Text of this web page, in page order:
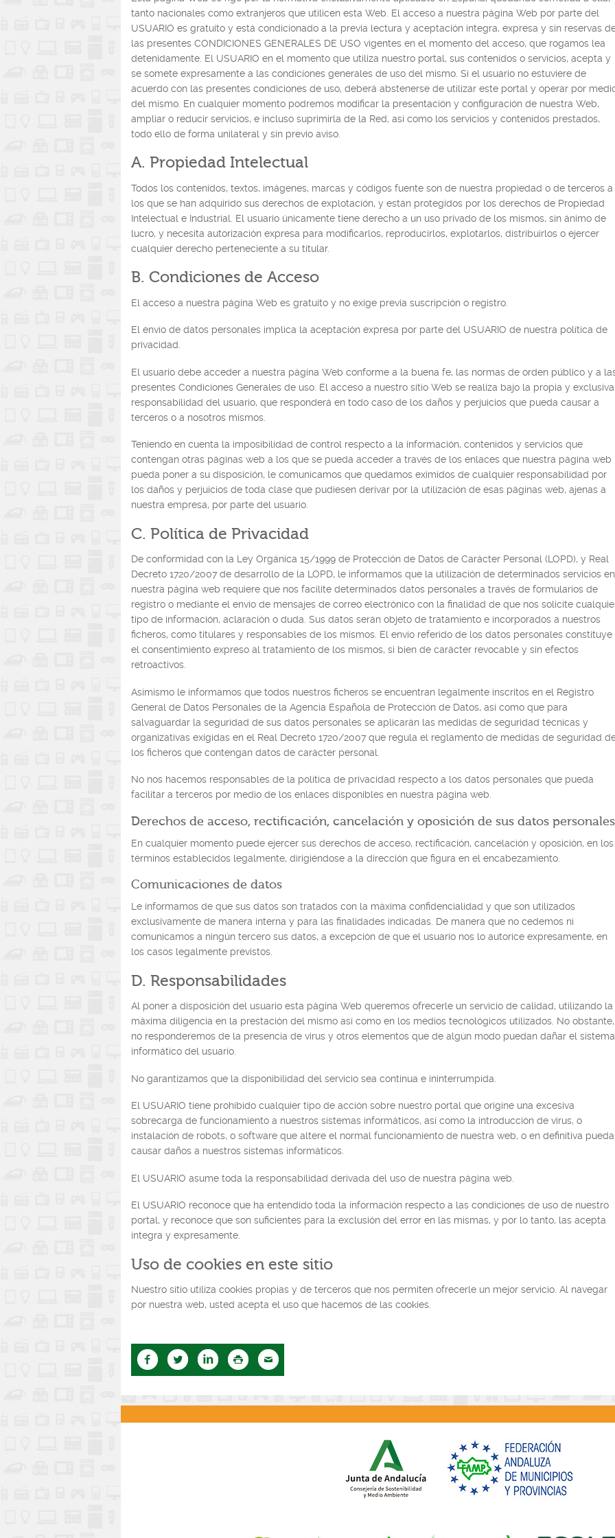
tanto nacionales como extranjeros que utilicen esta Web. El acceso a nuestra página Web por parte del
USUARIO es gratuito y está condicionado a la previa lectura y aceptación integra, expresa y sin reservas
las presentes CONDICIONES GENERALES DE USO vigentes en el momento del acceso, que rogamos lea
detenidamente. El USUARIO en el momento que utiliza nuestro portal, sus contenidos o servicios, acepta y
se somete expresamente a las condiciones generales de uso del mismo. Si el usuario no estuviere de
acuerdo con las presentes condiciones de uso, deberá abstenerse de utilizar este portal y operar por
del mismo. En cualquier momento podremos modificar la presentación y configuración de nuestra Web,
ampliar o reducir servicios, e incluso suprimirla de la Red, así como los servicios y contenidos prestados,
todo ello de forma unilateral y sin previo aviso.
A. Propiedad Intelectual
Todos los contenidos, textos, imágenes, marcas y códigos fuente son de nuestra propiedad o de terceros a
los que se han adquirido sus derechos de explotación, y están protegidos por los derechos de Propiedad
Intelectual e Industrial. El usuario únicamente tiene derecho a un uso privado de los mismos, sin ánimo de
lucro, y necesita autorización expresa para modificarlos, reproducirlos, explotarlos, distribuirlos o ejercer
cualquier derecho perteneciente a su titular.
B. Condiciones de Acceso
El acceso a nuestra página Web es gratuito y no exige previa suscripción o registro.
El envío de datos personales implica la aceptación expresa por parte del USUARIO de nuestra política de
privacidad.
El usuario debe acceder a nuestra página Web conforme a la buena fe, las normas de orden público y a
presentes Condiciones Generales de uso. El acceso a nuestro sitio Web se realiza bajo la propia y exclusiva
responsabilidad del usuario, que responderá en todo caso de los daños y perjuicios que pueda causar a
terceros o a nosotros mismos.
Teniendo en cuenta la imposibilidad de control respecto a la información, contenidos y servicios que
contengan otras páginas web a los que se pueda acceder a través de los enlaces que nuestra página web
pueda poner a su disposición, le comunicamos que quedamos eximidos de cualquier responsabilidad por
los daños y perjuicios de toda clase que pudiesen derivar por la utilización de esas páginas web, ajenas a
nuestra empresa, por parte del usuario.
C. Política de Privacidad
De conformidad con la Ley Orgánica 15/1999 de Protección de Datos de Carácter Personal (LOPD), y Real
Decreto 1720/2007 de desarrollo de la LOPD, le informamos que la utilización de determinados servicios en
nuestra página web requiere que nos facilite determinados datos personales a través de formularios de
registro o mediante el envío de mensajes de correo electrónico con la finalidad de que nos solicite
tipo de información, aclaración o duda. Sus datos serán objeto de tratamiento e incorporados a nuestros
ficheros, como titulares y responsables de los mismos. El envío referido de los datos personales constituye
el consentimiento expreso al tratamiento de los mismos, si bien de carácter revocable y sin efectos
retroactivos.
Asimismo le informamos que todos nuestros ficheros se encuentran legalmente inscritos en el Registro
General de Datos Personales de la Agencia Española de Protección de Datos, así como que para
salvaguardar la seguridad de sus datos personales se aplicarán las medidas de seguridad técnicas y
organizativas exigidas en el Real Decreto 1720/2007 que regula el reglamento de medidas de seguridad
los ficheros que contengan datos de carácter personal.
No nos hacemos responsables de la política de privacidad respecto a los datos personales que pueda
facilitar a terceros por medio de los enlaces disponibles en nuestra página web.
Derechos de acceso, rectificación, cancelación y oposición de sus datos personales
En cualquier momento puede ejercer sus derechos de acceso, rectificación, cancelación y oposición, en los
términos establecidos legalmente, dirigiéndose a la dirección que figura en el encabezamiento.
Comunicaciones de datos
Le informamos de que sus datos son tratados con la máxima confidencialidad y que son utilizados
exclusivamente de manera interna y para las finalidades indicadas. De manera que no cedemos ni
comunicamos a ningún tercero sus datos, a excepción de que el usuario nos lo autorice expresamente, en
los casos legalmente previstos.
D. Responsabilidades
Al poner a disposición del usuario esta página Web queremos ofrecerle un servicio de calidad, utilizando la
máxima diligencia en la prestación del mismo así como en los medios tecnológicos utilizados. No obstante,
no responderemos de la presencia de virus y otros elementos que de algún modo puedan dañar el sistema
informático del usuario.
No garantizamos que la disponibilidad del servicio sea continua e ininterrumpida.
El USUARIO tiene prohibido cualquier tipo de acción sobre nuestro portal que origine una excesiva
sobrecarga de funcionamiento a nuestros sistemas informáticos, así como la introducción de virus, o
instalación de robots, o software que altere el normal funcionamiento de nuestra web, o en definitiva pueda
causar daños a nuestros sistemas informáticos.
El USUARIO asume toda la responsabilidad derivada del uso de nuestra página web.
El USUARIO reconoce que ha entendido toda la información respecto a las condiciones de uso de nuestro
portal, y reconoce que son suficientes para la exclusión del error en las mismas, y por lo tanto, las acepta
integra y expresamente.
Uso de cookies en este sitio
Nuestro sitio utiliza cookies propias y de terceros que nos permiten ofrecerle un mejor servicio. Al navegar
por nuestra web, usted acepta el uso que hacemos de las cookies.